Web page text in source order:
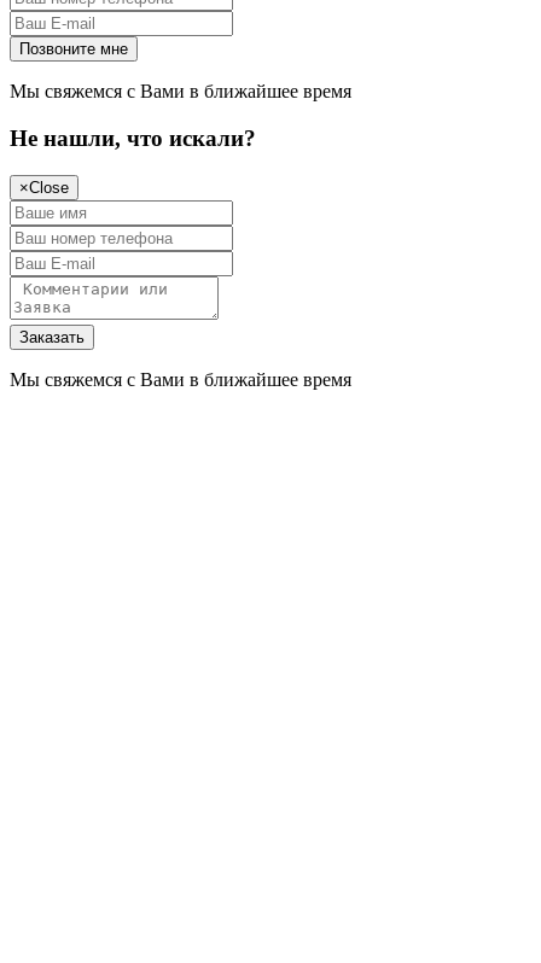
Мы свяжемся с Вами в ближайшее время
Не нашли, что искали?
×Close
Мы свяжемся с Вами в ближайшее время